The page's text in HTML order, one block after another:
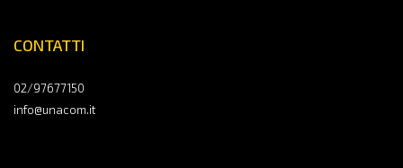
CONTATTI
02/97677150
info@unacom.it